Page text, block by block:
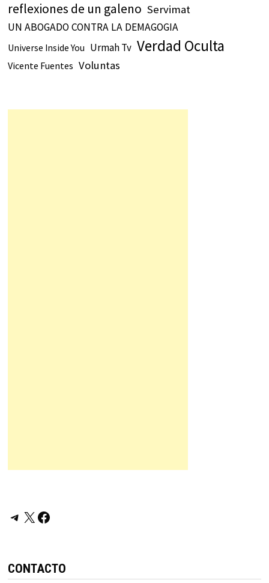
reflexiones de un galeno Servimat
UN ABOGADO CONTRA LA DEMAGOGIA
Universe Inside You Urmah Tv Verdad Oculta
Vicente Fuentes Voluntas
Telegram
X Facebook
CONTACTO